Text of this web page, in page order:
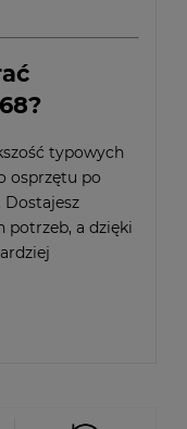
typowych
osprzętu po
Dostajesz
potrzeb, a dzięki